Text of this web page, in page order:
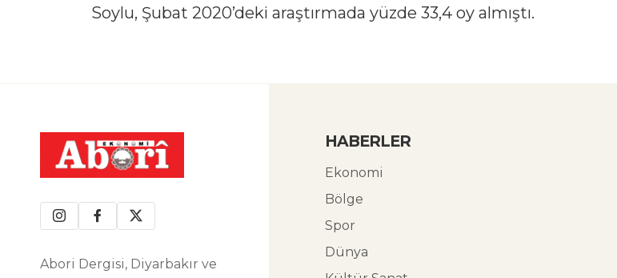
Soylu, Şubat 2020’deki araştırmada yüzde 33,4 oy almıştı.
Abori Dergisi, Diyarbakır ve
HABERLER
Ekonomi
Bölge
Spor
Dünya